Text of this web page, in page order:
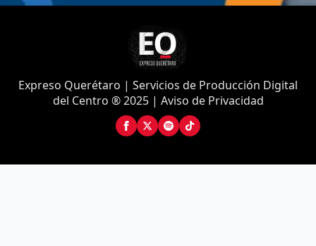
Expreso Querétaro | Servicios de Producción Digital
del Centro ® 2025 | Aviso de Privacidad